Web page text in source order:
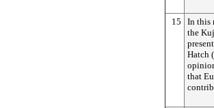
15
In this
the
Hatch
that